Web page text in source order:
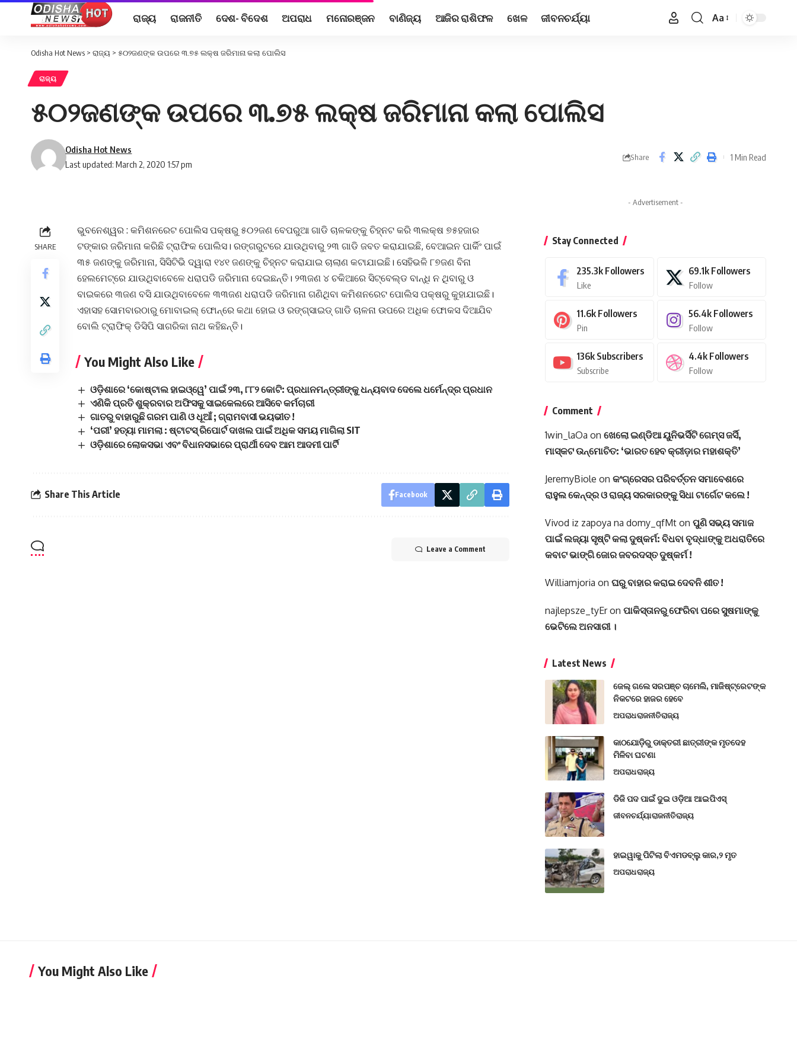
ରାଜ୍ୟ ରାଜନୀତି ଦେଶ- ବିଦେଶ ଅପରାଧ ମନୋରଞ୍ଜନ ବାଣିଜ୍ୟ ଆଜିର ରାଶିଫଳ ଖେଳ ଜୀବନଚର୍ଯ୍ୟା
Font
Aa
Odisha Hot News > ରାଜ୍ୟ > ୫୦୨ଜଣଙ୍କ ଉପରେ ୩.୭୫ ଲକ୍ଷ ଜରିମାନା କଲା ପୋଲିସ
ରାଜ୍ୟ
୫୦୨ଜଣଙ୍କ ଉପରେ ୩.୭୫ ଲକ୍ଷ ଜରିମାନା କଲା ପୋଲିସ
Last updated: March 2, 2020 1:57 pm
Odisha Hot News
Share 1 Min Read
SHARE
ଭୁବନେଶ୍ୱର : କମିଶନରେଟ ପୋଲିସ ପକ୍ଷରୁ ୫୦୨ଜଣ ବେପରୁଆ ଗାଡି ଚାଳକଙ୍କୁ ଚିହ୍ନଟ କରି ୩ଲକ୍ଷ ୭୫ହଜାର
ଟଙ୍କାର ଜରିମାନା କରିଛି ଟ୍ରାଫିକ ପୋଲିସ। ରଙ୍ଗରୁଟରେ ଯାଉଥିବାରୁ ୨୩ ଗାଡି ଜବତ କରାଯାଇଛି, ବେଆଇନ ପାର୍କିଂ ପାଇଁ
୩୫ ଜଣଙ୍କୁ ଜରିମାନା, ସିସିଟିଭି ଦ୍ୱାରା ୧୪୧ ଜଣଙ୍କୁ ଚିହ୍ନଟ କରାଯାଇ ଚାଲାଣ କଟାଯାଇଛି। ସେହିଭଳି ୮୭ଜଣ ବିନା
ହେଲମେଟ୍‌ରେ ଯାଉଥିବାବେଳେ ଧରାପଡି ଜରିମାନା ଦେଇଛନ୍ତି। ୨୩ଜଣ ୪ ଚକିଆରେ ସିଟ୍‌ବେଲ୍ଡ ବାନ୍ଧି ନ ଥିବାରୁ ଓ
ବାଇକରେ ୩ଜଣ ବସି ଯାଉଥିବାବେଳେ ୩୩ଜଣ ଧରାପଡି ଜରିମାନା ଗଣିଥିବା କମିଶନରେଟ ପୋଲିସ ପକ୍ଷରୁ କୁହାଯାଇଛି।
ଏହାସହ ସୋମବାରଠାରୁ ମୋବାଇଲ୍‌ ଫୋନ୍‌ରେ କଥା ହୋଇ ଓ ରଙ୍ଗ୍‌ସାଇଡ୍‌ ଗାଡି ଚାଳନା ଉପରେ ଅଧିକ ଫୋକସ ଦିଆଯିବ
ବୋଲି ଟ୍ରାଫିକ୍‌ ଡିସିପି ସାଗରିକା ନାଥ କହିଛନ୍ତି।
You Might Also Like
ଓଡ଼ିଶାରେ ‘କୋଷ୍ଟାଲ ହାଇଓ୍ୱେ’ ପାଇଁ ୨୩, ୮୮୨ କୋଟି: ପ୍ରଧାନମନ୍ତ୍ରୀଙ୍କୁ ଧନ୍ୟବାଦ ଦେଲେ ଧର୍ମେନ୍ଦ୍ର ପ୍ରଧାନ
ଏଣିକି ପ୍ରତି ଶୁକ୍ରବାର ଅଫିସକୁ ସାଇକେଲରେ ଆସିବେ କର୍ମଚାରୀ
ଗାତରୁ ବାହାରୁଛି ଗରମ ପାଣି ଓ ଧୂଆଁ ; ଗ୍ରାମବାସୀ ଭୟଭୀତ !
‘ପରୀ’ ହତ୍ୟା ମାମଲା : ଷ୍ଟାଟସ୍ ରିପୋର୍ଟ ଦାଖଲ ପାଇଁ ଅଧିକ ସମୟ ମାଗିଲା SIT
ଓଡ଼ିଶାରେ ଲୋକସଭା ଏବଂ ବିଧାନସଭାରେ ପ୍ରାର୍ଥୀ ଦେବ ଆମ ଆଦମୀ ପାର୍ଟି
Share This Article Facebook
Leave a Comment
- Advertisement -
Stay Connected
235.3k Followers
Like
69.1k Followers
Follow
11.6k Followers
Pin
56.4k Followers
Follow
136k Subscribers
Subscribe
4.4k Followers
Follow
Comment
1win_laOa on ଖେଲୋ ଇଣ୍ଡିଆ ୟୁନିଭର୍ସିଟି ଗେମ୍ସ ଜର୍ସି,
ମାସ୍କଟ ଉନ୍ମୋଚିତ: ‘ଭାରତ ହେବ କ୍ରୀଡ଼ାର ମହାଶକ୍ତି’
JeremyBiole on କଂଗ୍ରେସର ପରିବର୍ତ୍ତନ ସମାବେଶରେ
ରାହୁଲ କେନ୍ଦ୍ର ଓ ରାଜ୍ୟ ସରକାରଙ୍କୁ ସିଧା ଟାର୍ଗେଟ କଲେ !
Vivod iz zapoya na domy_qfMton ପୁଣି ସଭ୍ୟ ସମାଜ
ପାଇଁ ଲଜ୍ୟା ସୃଷ୍ଟି କଲା ଦୁଷ୍କର୍ମ: ବିଧବା ବୃଦ୍ଧାଙ୍କୁ ଅଧରାତିରେ
କବାଟ ଭାଙ୍ଗି ଜୋର ଜବରଦସ୍ତ ଦୁଷ୍କର୍ମ !
Williamjoria on ଘରୁ ବାହାର କରାଇ ଦେବନି ଶୀତ !
najlepsze_tyEron ପାକିସ୍ତାନରୁ ଫେରିବା ପରେ ସୁଷମାଙ୍କୁ
ଭେଟିଲେ ଅନସାରୀ ।
Latest News
ଜେଲ୍ ଗଲେ ସରପଞ୍ଚ ଚାମେଲି, ମାଜିଷ୍ଟ୍ରେଟଙ୍କ
ନିକଟରେ ହାଜର ହେବେ
ଅପରାଧରାଜନୀତିରାଜ୍ୟ
କାଠଯୋଡ଼ିରୁ ଡାକ୍ତରୀ ଛାତ୍ରୀଙ୍କ ମୃତଦେହ
ମିଳିବା ଘଟଣା
ଅପରାଧରାଜ୍ୟ
ଡିଜି ପଦ ପାଇଁ ଦୁଇ ଓଡ଼ିଆ ଆଇପିଏସ୍
ଜୀବନଚର୍ଯ୍ୟାରାଜନୀତିରାଜ୍ୟ
ହାଇୱାକୁ ପିଟିଲା ବିଏମଡବ୍ଲୁ କାର,୨ ମୃତ
ଅପରାଧରାଜ୍ୟ
You Might Also Like